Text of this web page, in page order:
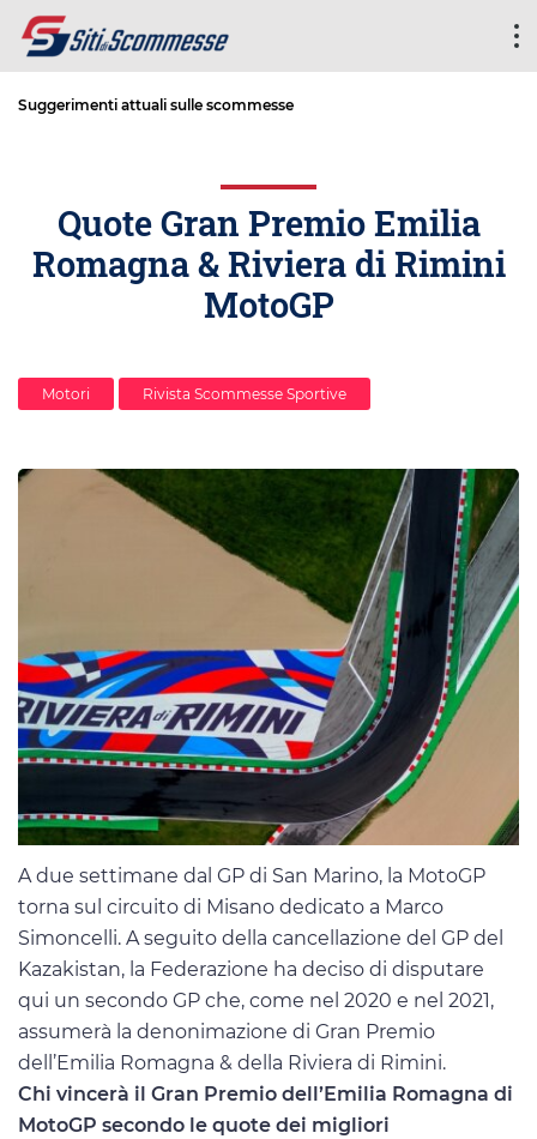
Suggerimenti attuali sulle scommesse
Quote Gran Premio Emilia
Romagna & Riviera di Rimini
MotoGP
Motori Rivista Scommesse Sportive
A due settimane dal GP di San Marino, la MotoGP
torna sul circuito di Misano dedicato a Marco
Simoncelli. A seguito della cancellazione del GP del
Kazakistan, la Federazione ha deciso di disputare
qui un secondo GP che, come nel 2020 e nel 2021,
assumerà la denonimazione di Gran Premio
dell’Emilia Romagna & della Riviera di Rimini.
Chi vincerà il Gran Premio dell’Emilia Romagna di
MotoGP secondo le quote dei migliori